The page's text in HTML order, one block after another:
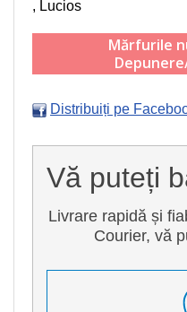
, Lucios
Mărfurile
Distribuiți pe
Vă puteți
Livrare rapidă și
Courier, vă